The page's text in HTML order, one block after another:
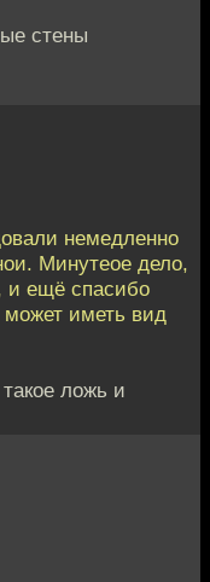
стены
немедленно
Минутеое дело,
и ещё спасибо
может иметь вид
ложь и